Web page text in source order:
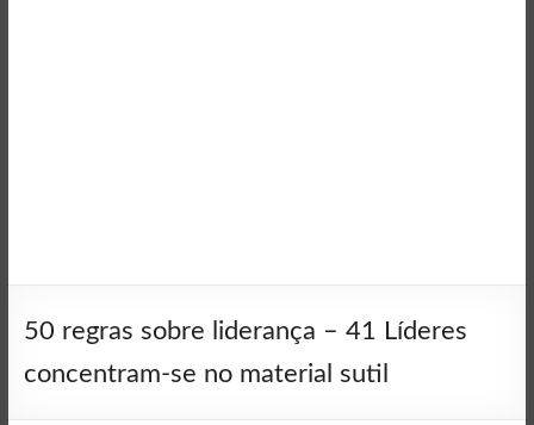
50 regras sobre liderança – 41 Líderes
concentram-se no material sutil